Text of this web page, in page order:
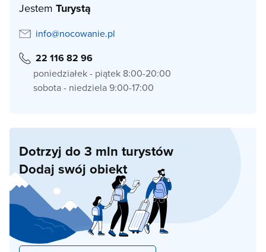
Jestem Turystą
info@nocowanie.pl
22 116 82 96
poniedziałek - piątek 8:00-20:00
sobota - niedziela 9:00-17:00
Dotrzyj do 3 mln turystów
Dodaj swój obiekt